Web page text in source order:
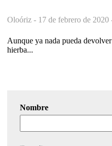
Oloóriz - 17 de febrero de 2020
Aunque ya nada pueda
hierba...
Nombre